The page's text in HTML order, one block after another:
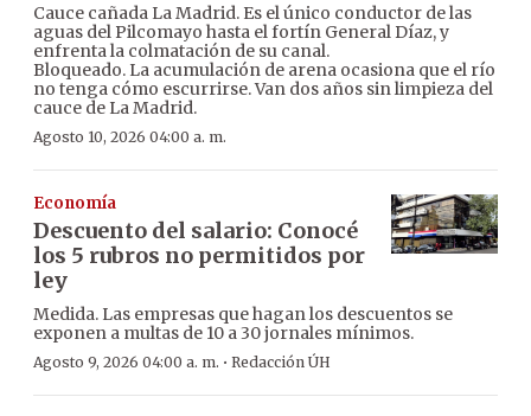
Cauce cañada La Madrid. Es el único conductor de las
aguas del Pilcomayo hasta el fortín General Díaz, y
enfrenta la colmatación de su canal.
Bloqueado. La acumulación de arena ocasiona que el río
no tenga cómo escurrirse. Van dos años sin limpieza del
cauce de La Madrid.
Agosto 10, 2026 04:00 a. m.
Economía
Descuento del salario: Conocé
los 5 rubros no permitidos por
ley
Medida. Las empresas que hagan los descuentos se
exponen a multas de 10 a 30 jornales mínimos.
Agosto 9, 2026 04:00 a. m. · Redacción ÚH